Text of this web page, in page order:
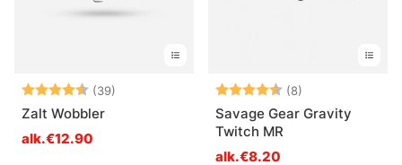
Arvio: (39)
4.6 5:sta tähdestä
Zalt Wobbler
alk.€12.90
Arvio: (8)
Savage Gear Gravity
Twitch MR
alk.€8.20